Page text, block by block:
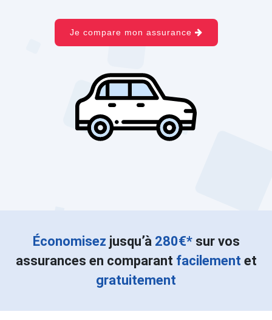
Je compare mon assurance
Économisez jusqu’à 280€*sur vos
assurances en comparant facilement et
gratuitement